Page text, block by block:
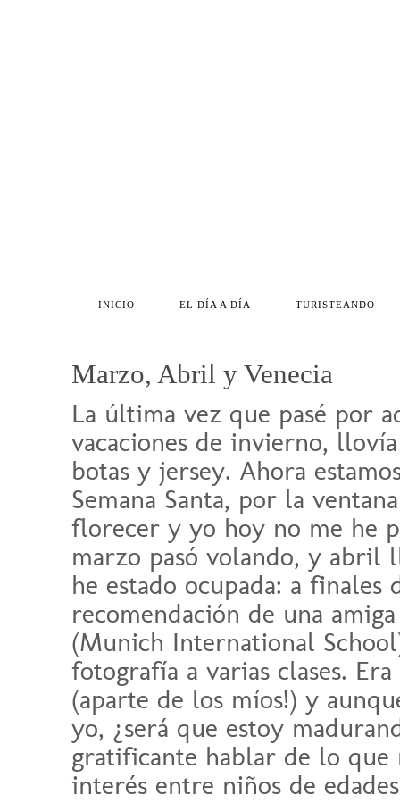
INICIO EL DÍA A DÍA TURISTEANDO
Marzo, Abril y Venecia
La última vez que pasé por
vacaciones de invierno,
botas y jersey. Ahora
Semana Santa, por la
florecer y yo hoy no me he
marzo pasó volando, y abril
he estado ocupada: a finales
recomendación de una
(Munich International
fotografía a varias clases.
(aparte de los míos!) y
yo, ¿será que estoy
gratificante hablar de lo que
interés entre niños de